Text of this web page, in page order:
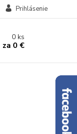
Prihlásenie
0ks
za 0 €